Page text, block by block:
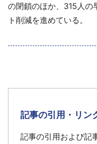
の閉鎖のほか、315人の
ト削減を進めている。
記事の引用・リン
記事の引用および記